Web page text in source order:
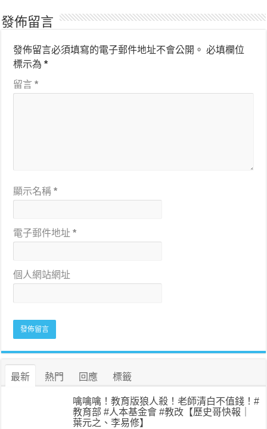
發佈留言
發佈留言必須填寫的電子郵件地址不會公開。 必填欄位
標示為*
留言*
顯示名稱*
電子郵件地址*
個人網站網址
最新 熱門 回應 標籤
噙噙噙！教育版狼人殺！老師清白不值錢！#
教育部 #人本基金會 #教改【歷史哥快報｜
葉元之、李易修】